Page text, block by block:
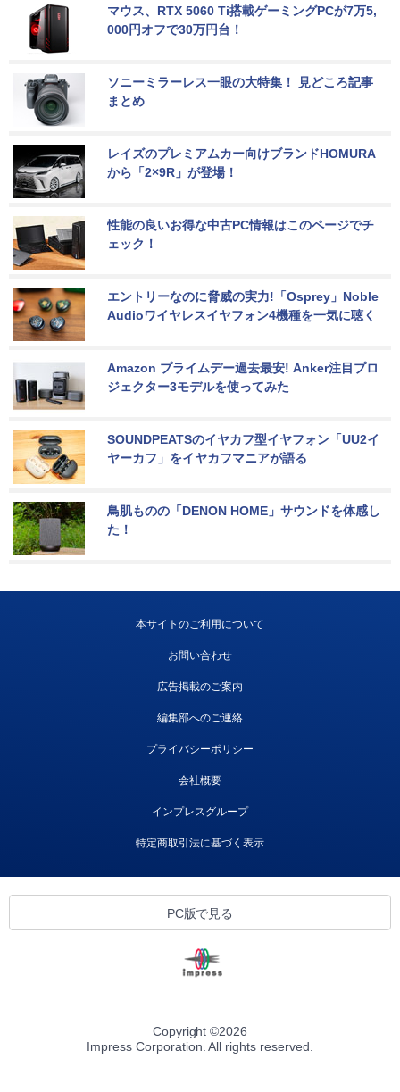
マウス、RTX 5060 Ti搭載ゲーミングPCが7万5,
000円オフで30万円台！
ソニーミラーレス一眼の大特集！ 見どころ記事
まとめ
レイズのプレミアムカー向けブランドHOMURA
から「2×9R」が登場！
性能の良いお得な中古PC情報はこのページでチ
ェック！
エントリーなのに脅威の実力!「Osprey」Noble
Audioワイヤレスイヤフォン4機種を一気に聴く
Amazon プライムデー過去最安! Anker注目プロ
ジェクター3モデルを使ってみた
SOUNDPEATSのイヤカフ型イヤフォン「UU2イ
ヤーカフ」をイヤカフマニアが語る
鳥肌ものの「DENON HOME」サウンドを体感し
た！
本サイトのご利用について
お問い合わせ
広告掲載のご案内
編集部へのご連絡
プライバシーポリシー
会社概要
インプレスグループ
特定商取引法に基づく表示
PC版で見る
Copyright ©2026
Impress Corporation. All rights reserved.